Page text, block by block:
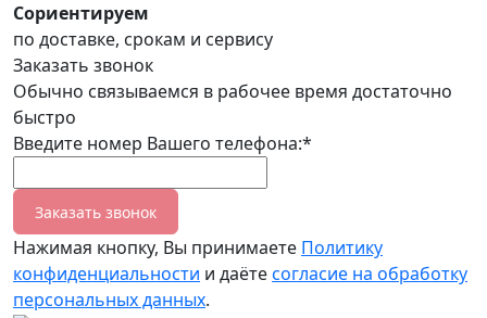
Сориентируем
по доставке, срокам и сервису
Заказать звонок
Обычно связываемся в рабочее время достаточно
быстро
Введите номер Вашего телефона:*
Заказать звонок
Нажимая кнопку, Вы принимаете Политику
конфиденциальности и даётесогласие на обработку
персональных данных.